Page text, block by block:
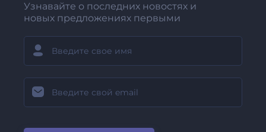
Узнавайте о последних новостях и
новых предложениях первыми